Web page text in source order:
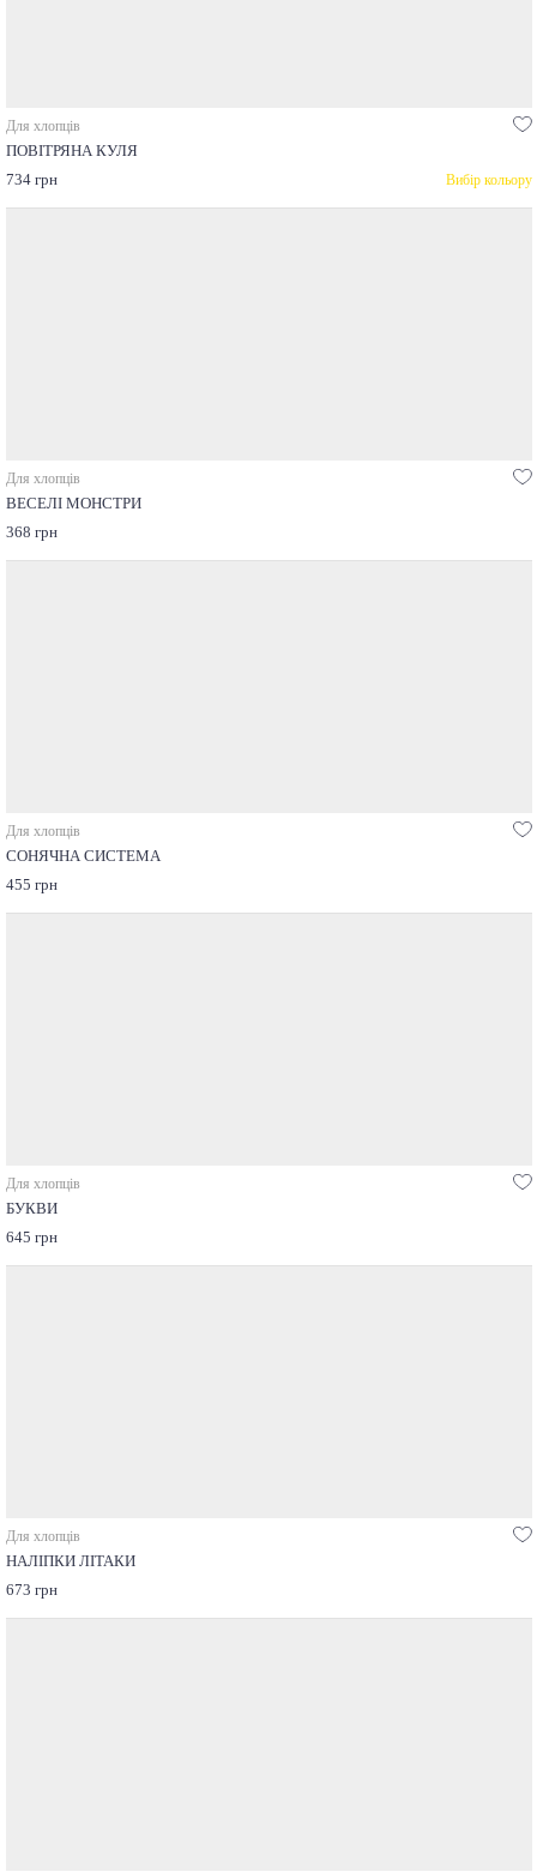
Для хлопців
ПОВІТРЯНА КУЛЯ
734 грн
Вибір кольору
Для хлопців
ВЕСЕЛІ МОНСТРИ
368 грн
Для хлопців
СОНЯЧНА СИСТЕМА
455 грн
Для хлопців
БУКВИ
645 грн
Для хлопців
НАЛІПКИ ЛІТАКИ
673 грн